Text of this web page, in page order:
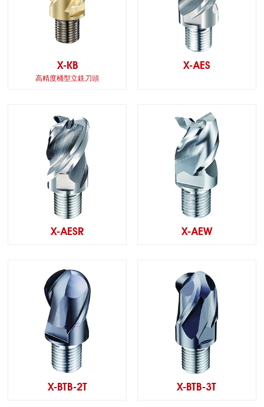
X-KB
高精度桶型立銑刀頭
X-AES
X-AESR X-AEW
X-BTB-2T X-BTB-3T